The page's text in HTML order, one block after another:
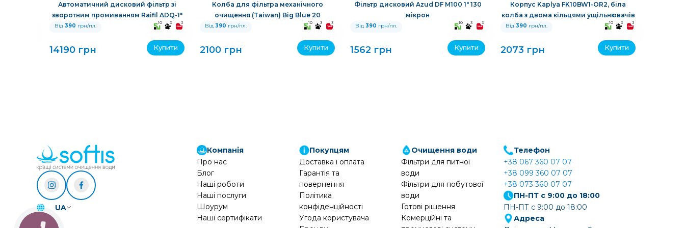
Автоматичний дисковий фільтр зі
зворотним промиванням Raifil ADQ-1"
Від 390 грн/пл. 10 3 3
14190 грн Купити
Колба для фільтра механічного
очищення (Taiwan) Big Blue 20
Від 390 грн/пл. 10 3 3
2100 грн Купити
Фільтр дисковий Azud DF M100 1" 130
мікрон
Від 390 грн/пл. 10 3 3
1562 грн Купити
Корпус Kaplya FK10BW1-OR2, біла
колба з двома кільцями ущільнювачів
Від 390 грн/пл. 10 3 3
2073 грн Купити
UA
Компанія
Про нас
Блог
Наші роботи
Наші послуги
Шоурум
Наші сертифікати
Покупцям
Доставка і оплата
Гарантія та
повернення
Політика
конфіденційності
Угода користувача
Очищення води
Фільтри для питної
води
Фільтри для побутової
води
Готові рішення
Комерційні та
Телефон
+38 067 360 07 07
+38 099 360 07 07
+38 073 360 07 07
ПН-ПТ с 9:00 до 18:00
ПН-ПТ с 9:00 до 18:00
Адреса